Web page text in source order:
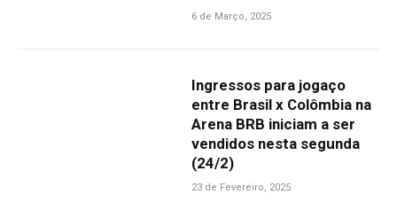
6 de Março, 2025
Ingressos para jogaço
entre Brasil x Colômbia na
Arena BRB iniciam a ser
vendidos nesta segunda
(24/2)
23 de Fevereiro, 2025